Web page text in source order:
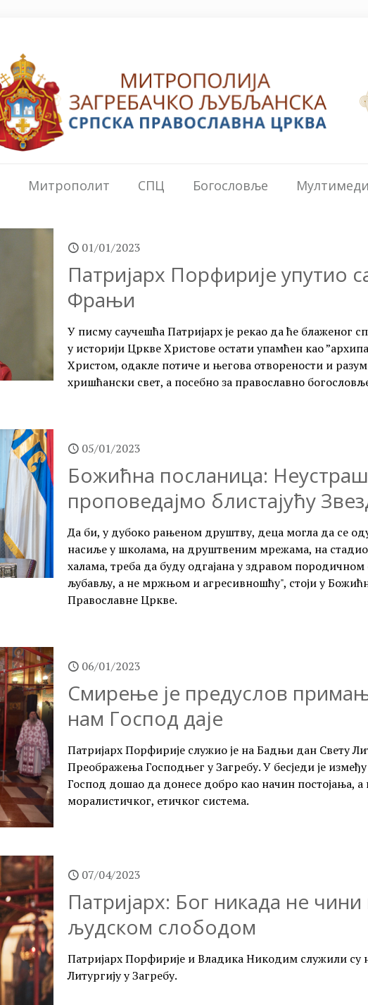
Митрополит СПЦ Богословље
01/01/2023
Патријарх Порфирије упутио
Фрањи
У писму саучешћа Патријарх је рекао да ће блаженог
у историји Цркве Христове остати упамћен као
Христом, одакле потиче и његова отворености и
хришћански свет, а посебно за православно
05/01/2023
Божићна посланица:
проповедајмо блистајућу
Да би, у дубоко рањеном друштву, деца могла да се
насиље у школама, на друштвеним мрежама, на
халама, треба да буду одгајана у здравом
љубављу, а не мржњом и агресивношћу", стоји у
Православне Цркве.
06/01/2023
Смирење је предуслов
нам Господ даје
Патријарх Порфирије служио је на Бадњи дан Свету
Преображења Господњег у Загребу. У бесједи је између
Господ дошао да донесе добро као начин постојања, а
моралистичког, етичког система.
07/04/2023
Патријарх: Бог никада не
људском слободом
Патријарх Порфирије и Владика Никодим служили су
Литургију у Загребу.